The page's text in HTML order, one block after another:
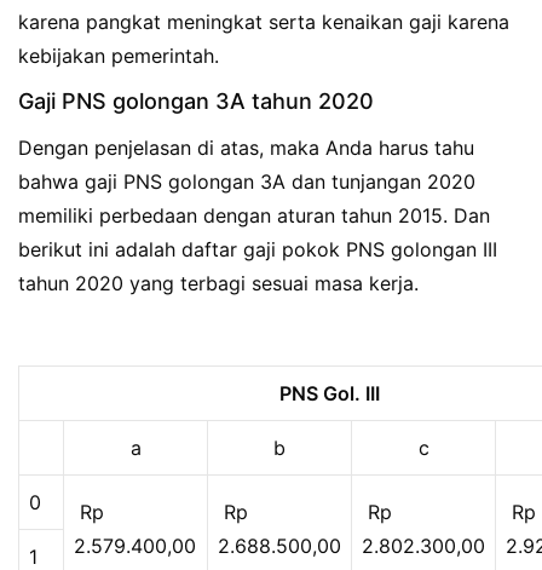
karena pangkat meningkat serta kenaikan gaji karena
kebijakan pemerintah.
Gaji PNS golongan 3A tahun 2020
Dengan penjelasan di atas, maka Anda harus tahu
bahwa gaji PNS golongan 3A dan tunjangan 2020
memiliki perbedaan dengan aturan tahun 2015. Dan
berikut ini adalah daftar gaji pokok PNS golongan III
tahun 2020 yang terbagi sesuai masa kerja.
PNS Gol. III
a b c
0
Rp
2.579.400,00
Rp
2.688.500,00
Rp
2.802.300,00
Rp
1